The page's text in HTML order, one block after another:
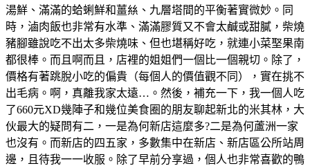
湯鮮、滿滿的蛤蜊鮮和薑𢇃、九層塔間的平衡著實微妙。同
時，滷肉飯也非常有水準、滿滿膠質又不會太鹹或甜膩，柴燒
豬腳雖說吃不出太多柴燒味、但也堪稱好吃，就連小菜埾果南
都很棒。而且啊而且，店裡的姐姐們一個比一個親切。除了，
價格有著跳脫小吃的偏貴（每個人的價值觀不同），實在挑不
出毛病。啊，真離我家太遠…。然後，補充一下，我一個人吃
了660元XD幾陣子和幾位美食圈的朋友聊起新北的米其林，大
伙最大的疑問有二，一是為何新店這麼多?二是為何蘆洲一家
也沒有。而新店的四五家，多數集中在新店、新店區公所站周
邊，且待我一一收服。除了早前分享過，個人也非常喜歡的鴨